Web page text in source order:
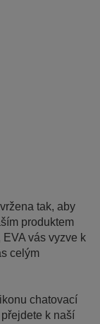
tak, aby
produktem
vás vyzve k
celým
chatovací
k naší